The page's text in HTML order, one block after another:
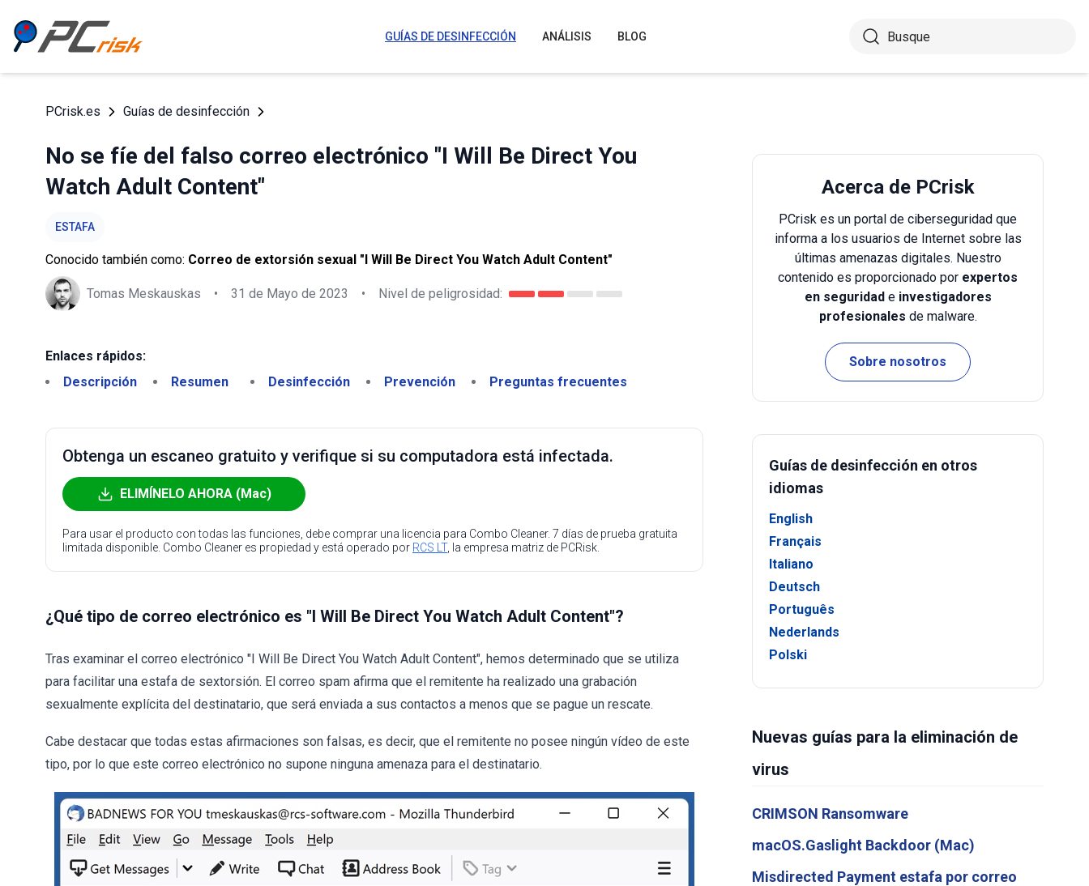
GUÍAS DE DESINFECCIÓN ANÁLISIS BLOG
PCrisk.es Guías de desinfección
No se fíe del falso correo electrónico "I Will Be Direct You
Watch Adult Content"
ESTAFA
Conocido también como: Correo de extorsión sexual "I Will Be Direct You Watch Adult Content"
Tomas Meskauskas • 31 de Mayo de 2023 • Nivel de peligrosidad:
Enlaces rápidos:
Descripción
Resumen Desinfección Prevención Preguntas frecuentes
Obtenga un escaneo gratuito y verifique si su computadora está infectada.
ELIMÍNELO AHORA (Mac)
Para usar el producto con todas las funciones, debe comprar una licencia para Combo Cleaner. 7 días de prueba gratuita
limitada disponible. Combo Cleaner es propiedad y está operado por RCS LT, la empresa matriz de PCRisk.
¿Qué tipo de correo electrónico es "I Will Be Direct You Watch Adult Content"?
Tras examinar el correo electrónico "I Will Be Direct You Watch Adult Content", hemos determinado que se utiliza
para facilitar una estafa de sextorsión. El correo spam afirma que el remitente ha realizado una grabación
sexualmente explícita del destinatario, que será enviada a sus contactos a menos que se pague un rescate.
Cabe destacar que todas estas afirmaciones son falsas, es decir, que el remitente no posee ningún vídeo de este
tipo, por lo que este correo electrónico no supone ninguna amenaza para el destinatario.
Acerca de PCrisk
PCrisk es un portal de ciberseguridad que
informa a los usuarios de Internet sobre las
últimas amenazas digitales. Nuestro
contenido es proporcionado por expertos
en seguridade investigadores
profesionales de malware.
Sobre nosotros
Guías de desinfección en otros
idiomas
English
Français
Italiano
Deutsch
Português
Nederlands
Polski
Nuevas guías para la eliminación de
virus
CRIMSON Ransomware
macOS.Gaslight Backdoor (Mac)
Misdirected Payment estafa por correo